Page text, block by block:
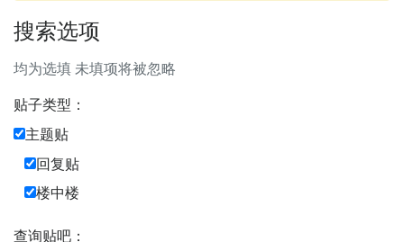
搜索选项
均为选填 未填项将被忽略
贴子类型：
主题贴
回复贴
楼中楼
查询贴吧：